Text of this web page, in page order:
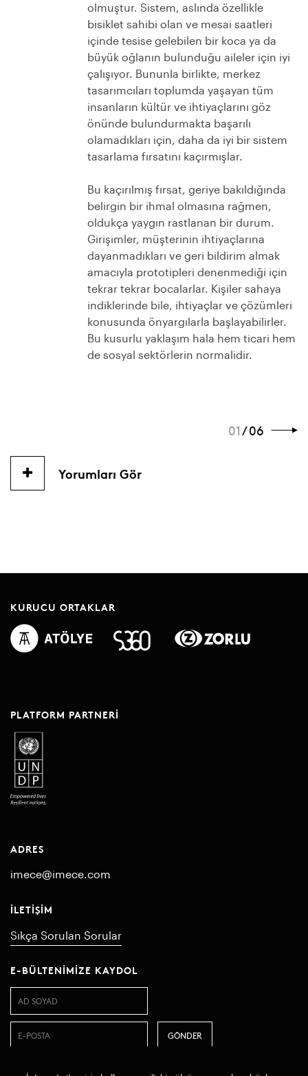
olmuştur. Sistem, aslında özellikle
bisiklet sahibi olan ve mesai saatleri
içinde tesise gelebilen bir koca ya da
büyük oğlanın bulunduğu aileler için iyi
çalışıyor. Bununla birlikte, merkez
tasarımcıları toplumda yaşayan tüm
insanların kültür ve ihtiyaçlarını göz
önünde bulundurmakta başarılı
olamadıkları için, daha da iyi bir sistem
tasarlama fırsatını kaçırmışlar.
Bu kaçırılmış fırsat, geriye bakıldığında
belirgin bir ihmal olmasına rağmen,
oldukça yaygın rastlanan bir durum.
Girişimler, müşterinin ihtiyaçlarına
dayanmadıkları ve geri bildirim almak
amacıyla prototipleri denenmediği için
tekrar tekrar bocalarlar. Kişiler sahaya
indiklerinde bile, ihtiyaçlar ve çözümleri
konusunda önyargılarla başlayabilirler.
Bu kusurlu yaklaşım hala hem ticari hem
de sosyal sektörlerin normalidir.
01/ 06
Yorumları Gör
KURUCU ORTAKLAR
PLATFORM PARTNERI
ADRES
imece@imece.com
İLETIŞIM
Sıkça Sorulan Sorular
E-BÜLTENIMIZE KAYDOL